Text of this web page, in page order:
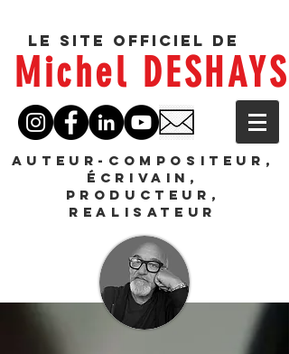
Le site officiel de
Michel DESHAYS
AUTEUR-COMPOSITEUR,
ÉCRIVAIN,
PRODUCTEUR,
REALISATEUR